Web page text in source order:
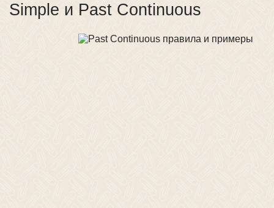
Simple и Past Continuous